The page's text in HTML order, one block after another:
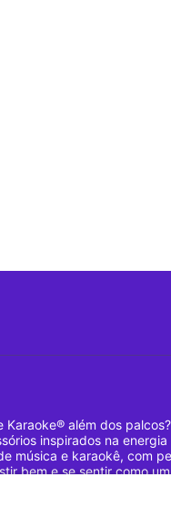
além dos
inspirados na
música e karaokê, com
bem e se sentir como